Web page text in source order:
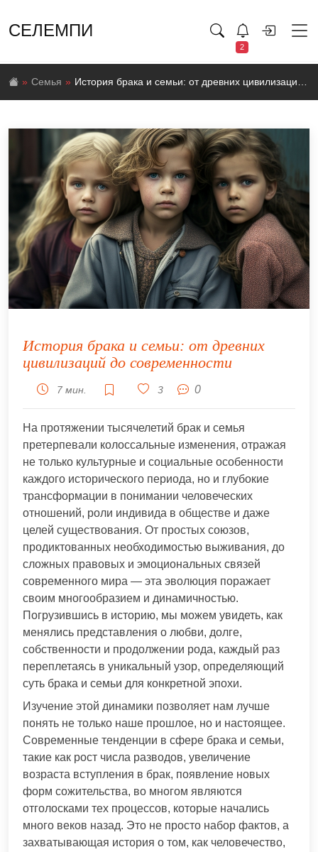
СЕЛЕМПИ
2
Семья История брака и семьи: от древних цивилизаций до современности
История брака и семьи: от древних
цивилизаций до современности
7 мин. 3 0
На протяжении тысячелетий брак и семья
претерпевали колоссальные изменения, отражая
не только культурные и социальные особенности
каждого исторического периода, но и глубокие
трансформации в понимании человеческих
отношений, роли индивида в обществе и даже
целей существования. От простых союзов,
продиктованных необходимостью выживания, до
сложных правовых и эмоциональных связей
современного мира — эта эволюция поражает
своим многообразием и динамичностью.
Погрузившись в историю, мы можем увидеть, как
менялись представления о любви, долге,
собственности и продолжении рода, каждый раз
переплетаясь в уникальный узор, определяющий
суть брака и семьи для конкретной эпохи.
Изучение этой динамики позволяет нам лучше
понять не только наше прошлое, но и настоящее.
Современные тенденции в сфере брака и семьи,
такие как рост числа разводов, увеличение
возраста вступления в брак, появление новых
форм сожительства, во многом являются
отголосками тех процессов, которые начались
много веков назад. Это не просто набор фактов, а
захватывающая история о том, как человечество,